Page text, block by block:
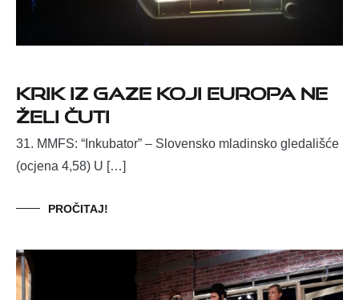
Krik iz Gaze koji Europa ne
želi čuti
31. MMFS: “Inkubator” – Slovensko mladinsko gledališće
(ocjena 4,58) U […]
PROČITAJ!